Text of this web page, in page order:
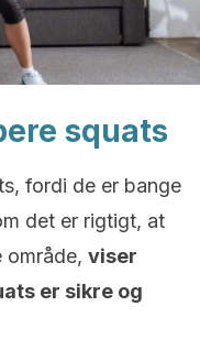
squats
fordi de er bange
det er rigtigt, at
viser
er sikre og